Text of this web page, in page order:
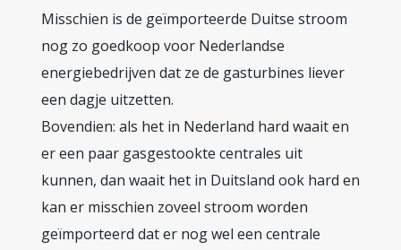
Misschien is de geïmporteerde Duitse stroom
nog zo goedkoop voor Nederlandse
energiebedrijven dat ze de gasturbines liever
een dagje uitzetten.
Bovendien: als het in Nederland hard waait en
er een paar gasgestookte centrales uit
kunnen, dan waait het in Duitsland ook hard en
kan er misschien zoveel stroom worden
geïmporteerd dat er nog wel een centrale